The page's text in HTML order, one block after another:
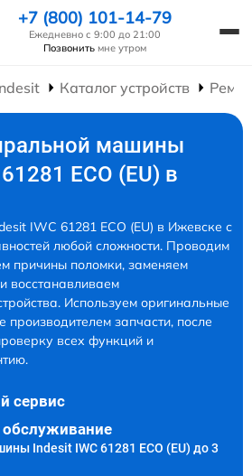
+7 (800) 101-14-79
Ежедневно с 9:00 до 21:00
Позвонить мне утром
Каталог устройств
машины
ECO (EU) в
IWC 61281 ECO (EU) в Ижевске с
любой сложности. Проводим
причины поломки, заменяем
восстанавливаем
Используем оригинальные
запчасти, после
всех функций и
сервис
обслуживание
Indesit IWC 61281 ECO (EU) до 3